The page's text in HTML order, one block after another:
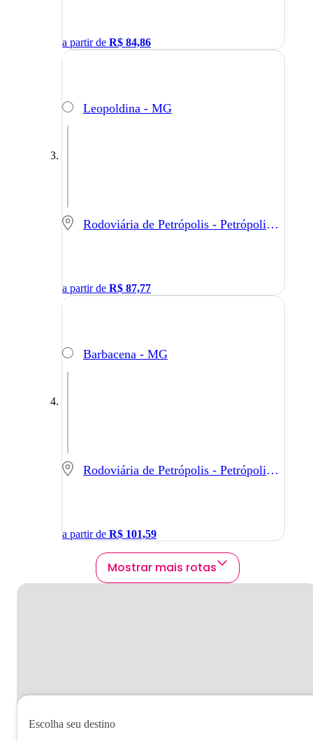
a partir de R$ 84,86
Leopoldina - MG
Rodoviária de Petrópolis - Petrópolis - RJ
a partir de R$ 87,77
Barbacena - MG
Rodoviária de Petrópolis - Petrópolis - RJ
a partir de R$ 101,59
Mostrar mais rotas
Escolha seu destino